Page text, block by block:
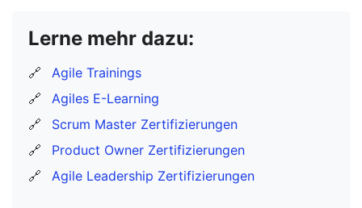
Lerne mehr dazu:
🔗
Agile Trainings
🔗
Agiles E-Learning
🔗
Scrum Master Zertifizierungen
🔗
Product Owner Zertifizierungen
🔗
Agile Leadership Zertifizierungen